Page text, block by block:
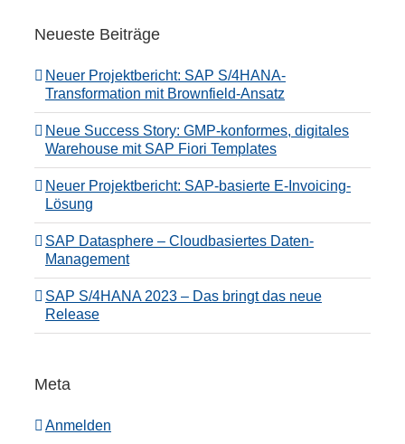
Neueste Beiträge
Neuer Projektbericht: SAP S/4HANA-
Transformation mit Brownfield-Ansatz
Neue Success Story: GMP-konformes, digitales
Warehouse mit SAP Fiori Templates
Neuer Projektbericht: SAP-basierte E-Invoicing-
Lösung
SAP Datasphere – Cloudbasiertes Daten-
Management
SAP S/4HANA 2023 – Das bringt das neue
Release
Meta
Anmelden